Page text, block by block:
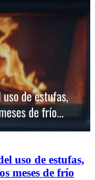
alertó sobre los
uso de estufas,
meses de frío